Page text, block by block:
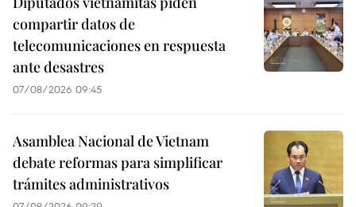
compartir datos de
telecomunicaciones en respuesta
ante desastres
07/08/2026 09:45
Asamblea Nacional de Vietnam
debate reformas para simplificar
trámites administrativos